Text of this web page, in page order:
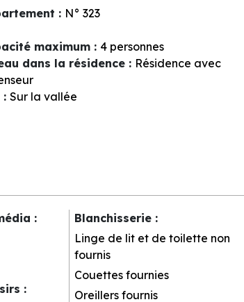
: N° 323
maximum : 4 personnes
dans la résidence : Résidence avec
: Sur la vallée
:
:
Blanchisserie :
Linge de lit et de toilette non
fournis
Couettes fournies
Oreillers fournis